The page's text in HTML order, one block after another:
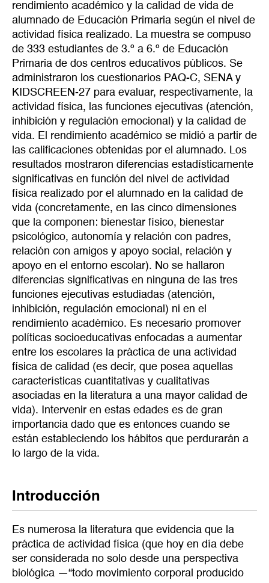
rendimiento académico y la calidad de vida de
alumnado de Educación Primaria según el nivel de
actividad física realizado. La muestra se compuso
de 333 estudiantes de 3.º a 6.º de Educación
Primaria de dos centros educativos públicos. Se
administraron los cuestionarios PAQ-C, SENA y
KIDSCREEN-27 para evaluar, respectivamente, la
actividad física, las funciones ejecutivas (atención,
inhibición y regulación emocional) y la calidad de
vida. El rendimiento académico se midió a partir de
las calificaciones obtenidas por el alumnado. Los
resultados mostraron diferencias estadísticamente
significativas en función del nivel de actividad
física realizado por el alumnado en la calidad de
vida (concretamente, en las cinco dimensiones
que la componen: bienestar físico, bienestar
psicológico, autonomía y relación con padres,
relación con amigos y apoyo social, relación y
apoyo en el entorno escolar). No se hallaron
diferencias significativas en ninguna de las tres
funciones ejecutivas estudiadas (atención,
inhibición, regulación emocional) ni en el
rendimiento académico. Es necesario promover
políticas socioeducativas enfocadas a aumentar
entre los escolares la práctica de una actividad
física de calidad (es decir, que posea aquellas
características cuantitativas y cualitativas
asociadas en la literatura a una mayor calidad de
vida). Intervenir en estas edades es de gran
importancia dado que es entonces cuando se
están estableciendo los hábitos que perdurarán a
lo largo de la vida.
Introducción
Es numerosa la literatura que evidencia que la
práctica de actividad física (que hoy en día debe
ser considerada no solo desde una perspectiva
biológica —“todo movimiento corporal producido